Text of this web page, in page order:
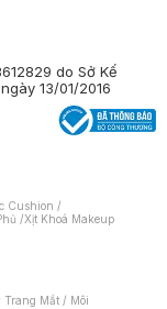
do Sở Kế
13/01/2016
Cushion /
/Xịt Khoá Makeup
Trang Mắt / Môi